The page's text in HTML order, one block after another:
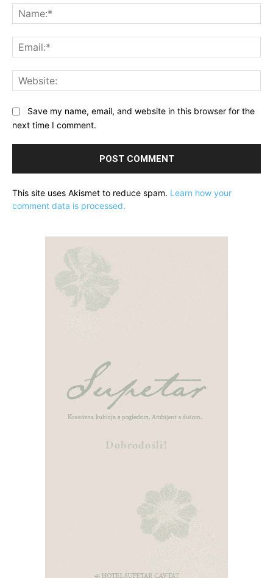
Save my name, email, and website in this browser for the
next time I comment.
This site uses Akismet to reduce spam. Learn how your
comment data is processed.